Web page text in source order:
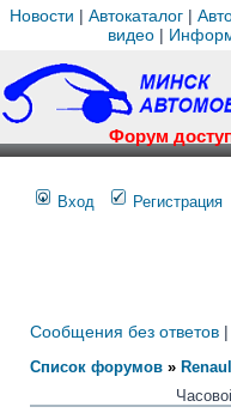
Новости | Автокаталог |
видео|
Форум
Вход
Регистрация
Сообщения без ответов |
Список форумов »